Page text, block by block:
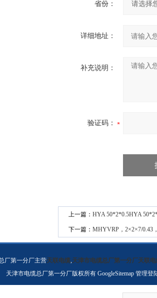
省份：
详细地址：
补充说明：
验证码：
上一篇： HYA 50*2*0.5HYA
下一篇： MHYVRP，2×2×7/0.43
厂第一分厂主营天联电缆,天津市电缆总厂第一分厂天联电
天津市电缆总厂第一分厂版权所有 GoogleSitemap 管理登